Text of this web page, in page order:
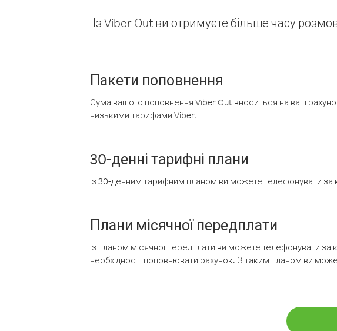
Із Viber Out ви отримуєте більше часу
Пакети поповнення
Сума вашого поповнення Viber Out вноситься на ваш
низькими тарифами Viber.
30-денні тарифні плани
Із 30-денним тарифним планом ви можете телефонувати за
Плани місячної передплати
Із планом місячної передплати ви можете телефонувати
необхідності поповнювати рахунок. З таким планом ви